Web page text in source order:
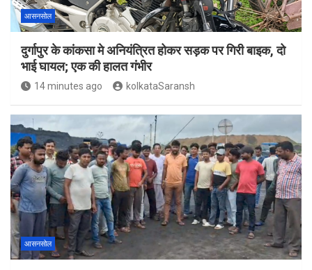
आसनसोल
दुर्गापुर के कांकसा मे अनियंत्रित होकर सड़क पर गिरी बाइक, दो
भाई घायल; एक की हालत गंभीर
14 minutes ago kolkataSaransh
आसनसोल